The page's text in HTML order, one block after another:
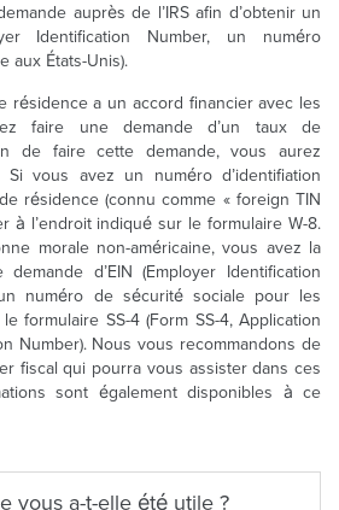
auprès de l’IRS afin d’obtenir un
Identification Number, un numéro
aux États-Unis).
résidence a un accord financier avec les
faire une demande d’un taux de
de faire cette demande, vous aurez
Si vous avez un numéro d’identifiation
résidence (connu comme « foreign TIN
à l’endroit indiqué sur le formulaire W-8.
morale non-américaine, vous avez la
d’EIN (Employer Identification
numéro de sécurité sociale pour les
formulaire SS-4 (Form SS-4, Application
Number). Nous vous recommandons de
fiscal qui pourra vous assister dans ces
sont également disponibles à ce
vous a-t-elle été utile ?